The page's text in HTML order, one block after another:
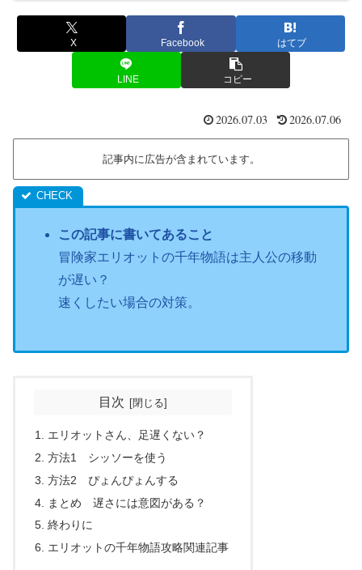
X Facebook はてブ
LINE コピー
2026.07.03 2026.07.06
記事内に広告が含まれています。
この記事に書いてあること
冒険家エリオットの千年物語は主人公の移動
が遅い？
速くしたい場合の対策。
目次
エリオットさん、足遅くない？
方法1 シッソーを使う
方法2 ぴょんぴょんする
まとめ 遅さには意図がある？
終わりに
エリオットの千年物語攻略関連記事